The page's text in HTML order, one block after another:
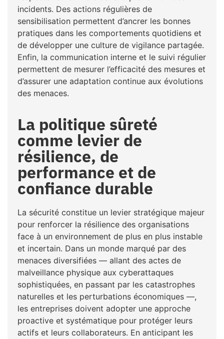
incidents. Des actions régulières de
sensibilisation permettent d’ancrer les bonnes
pratiques dans les comportements quotidiens et
de développer une culture de vigilance partagée.
Enfin, la communication interne et le suivi régulier
permettent de mesurer l’efficacité des mesures et
d’assurer une adaptation continue aux évolutions
des menaces.
La politique sûreté
comme levier de
résilience, de
performance et de
confiance durable
La sécurité constitue un levier stratégique majeur
pour renforcer la résilience des organisations
face à un environnement de plus en plus instable
et incertain. Dans un monde marqué par des
menaces diversifiées — allant des actes de
malveillance physique aux cyberattaques
sophistiquées, en passant par les catastrophes
naturelles et les perturbations économiques —,
les entreprises doivent adopter une approche
proactive et systématique pour protéger leurs
actifs et leurs collaborateurs. En anticipant les